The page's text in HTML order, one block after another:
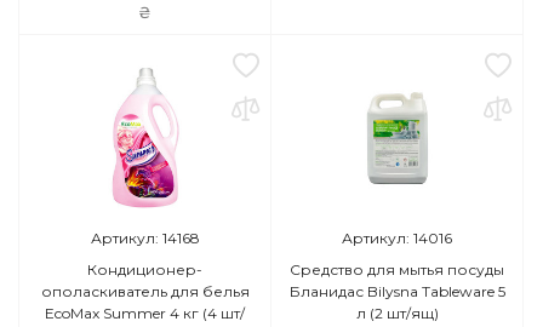
₴
Артикул: 14168
Кондиционер-
ополаскиватель для белья
EcoMax Summer 4 кг (4 шт/
Артикул: 14016
Средство для мытья посуды
Бланидас Bilysna Tableware 5
л (2 шт/ящ)